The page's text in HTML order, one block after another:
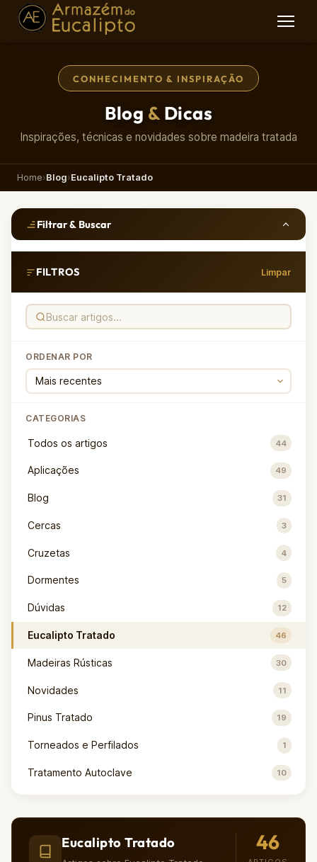
CONHECIMENTO & INSPIRAÇÃO
Blog &Dicas
Inspirações, técnicas e novidades sobre madeira tratada
Home›Blog›Eucalipto Tratado
Filtrar & Buscar
FILTROS Limpar
ORDENAR POR
CATEGORIAS
Todos os artigos 44
Aplicações 49
Blog 31
Cercas 3
Cruzetas 4
Dormentes 5
Dúvidas 12
Eucalipto Tratado 46
Madeiras Rústicas 30
Novidades 11
Pinus Tratado 19
Torneados e Perfilados 1
Tratamento Autoclave 10
Eucalipto Tratado 46